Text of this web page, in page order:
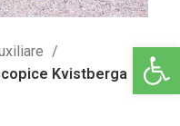
Deschide
Kvistberga